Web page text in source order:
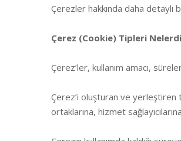
Çerezler hakkında daha
Çerez (Cookie) Tipleri
Çerez’ler, kullanım amacı,
Çerez’i oluşturan ve yerleştiren
ortaklarına, hizmet